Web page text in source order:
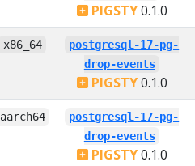
PIGSTY0.1.0
x86_64
postgresql-17-pg-
drop-events
PIGSTY0.1.0
aarch64
postgresql-17-pg-
drop-events
PIGSTY0.1.0